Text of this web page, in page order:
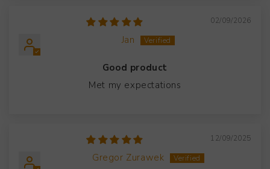
02/09/2026
Jan
Good product
Met my expectations
12/09/2025
Gregor Zurawek